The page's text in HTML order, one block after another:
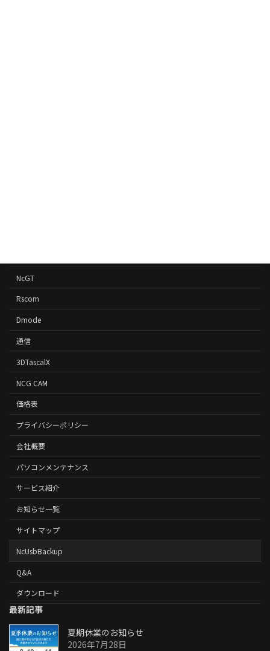
NcGT
Rscom
Dmode
通信
3DTascalX
NCG CAM
価格表
プライバシーポリシー
会社概要
パソコンメンテナンス
サービス紹介
お知らせ一覧
サイトマップ
NcUsbBackup
Q&A
ダウンロード
最新記事
夏期休業のお知らせ
2026年7月28日